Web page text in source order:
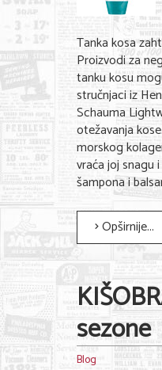
Tanka kosa
Proizvodi za
tanku kosu
stručnjaci iz
Schauma
otežavanja
morskog
vraća joj snagu
šampona i
Opširnije...
sezone
Blog